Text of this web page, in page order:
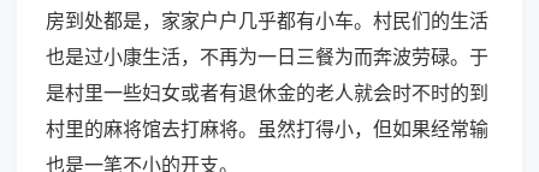
房到处都是，家家户户几乎都有小车。村民们的生活
也是过小康生活，不再为一日三餐为而奔波劳碌。于
是村里一些妇女或者有退休金的老人就会时不时的到
村里的麻将馆去打麻将。虽然打得小，但如果经常输
也是一笔不小的开支。